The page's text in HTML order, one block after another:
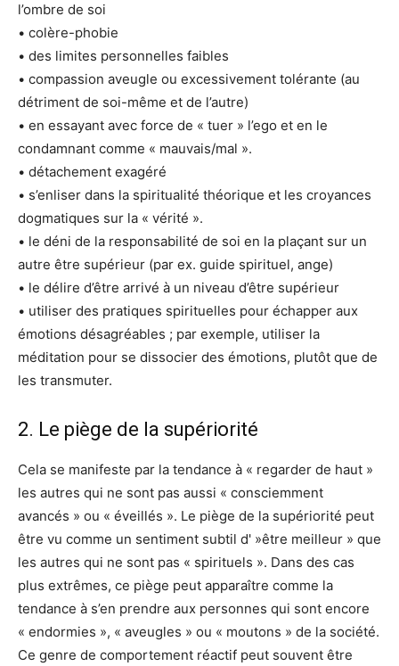
l’ombre de soi
• colère-phobie
• des limites personnelles faibles
• compassion aveugle ou excessivement tolérante (au
détriment de soi-même et de l’autre)
• en essayant avec force de « tuer » l’ego et en le
condamnant comme « mauvais/mal ».
• détachement exagéré
• s’enliser dans la spiritualité théorique et les croyances
dogmatiques sur la « vérité ».
• le déni de la responsabilité de soi en la plaçant sur un
autre être supérieur (par ex. guide spirituel, ange)
• le délire d’être arrivé à un niveau d’être supérieur
• utiliser des pratiques spirituelles pour échapper aux
émotions désagréables ; par exemple, utiliser la
méditation pour se dissocier des émotions, plutôt que de
les transmuter.
2. Le piège de la supériorité
Cela se manifeste par la tendance à « regarder de haut »
les autres qui ne sont pas aussi « consciemment
avancés » ou « éveillés ». Le piège de la supériorité peut
être vu comme un sentiment subtil d' »être meilleur » que
les autres qui ne sont pas « spirituels ». Dans des cas
plus extrêmes, ce piège peut apparaître comme la
tendance à s’en prendre aux personnes qui sont encore
« endormies », « aveugles » ou « moutons » de la société.
Ce genre de comportement réactif peut souvent être